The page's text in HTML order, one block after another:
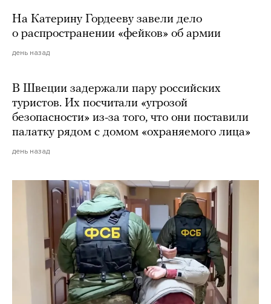
На Катерину Гордееву завели дело
о распространении «фейков» об армии
день назад
В Швеции задержали пару российских
туристов. Их посчитали «угрозой
безопасности» из-за того, что они поставили
палатку рядом с домом «охраняемого лица»
день назад